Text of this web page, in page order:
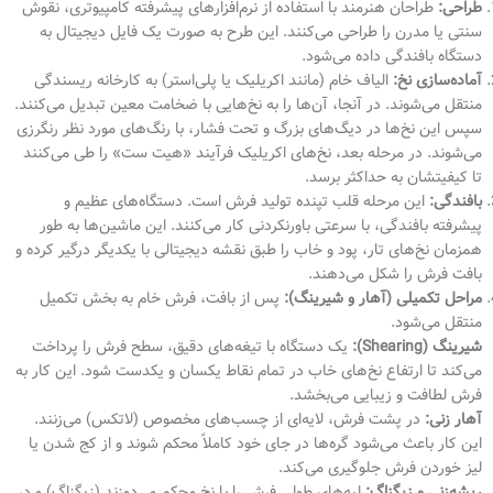
طراحی: طراحان هنرمند با استفاده از نرم‌افزارهای پیشرفته کامپیوتری، نقوش
سنتی یا مدرن را طراحی می‌کنند. این طرح به صورت یک فایل دیجیتال به
دستگاه بافندگی داده می‌شود.
آماده‌سازی نخ: الیاف خام (مانند اکریلیک یا پلی‌استر) به کارخانه ریسندگی
منتقل می‌شوند. در آنجا، آن‌ها را به نخ‌هایی با ضخامت معین تبدیل می‌کنند.
سپس این نخ‌ها در دیگ‌های بزرگ و تحت فشار، با رنگ‌های مورد نظر رنگرزی
می‌شوند. در مرحله بعد، نخ‌های اکریلیک فرآیند «هیت ست» را طی می‌کنند
تا کیفیتشان به حداکثر برسد.
بافندگی: این مرحله قلب تپنده تولید فرش است. دستگاه‌های عظیم و
پیشرفته بافندگی، با سرعتی باورنکردنی کار می‌کنند. این ماشین‌ها به طور
همزمان نخ‌های تار، پود و خاب را طبق نقشه دیجیتالی با یکدیگر درگیر کرده و
بافت فرش را شکل می‌دهند.
مراحل تکمیلی (آهار و شیرینگ): پس از بافت، فرش خام به بخش تکمیل
منتقل می‌شود.
شیرینگ (Shearing):
یک دستگاه با تیغه‌های دقیق، سطح فرش را پرداخت
می‌کند تا ارتفاع نخ‌های خاب در تمام نقاط یکسان و یکدست شود. این کار به
فرش لطافت و زیبایی می‌بخشد.
آهار زنی: در پشت فرش، لایه‌ای از چسب‌های مخصوص (لاتکس) می‌زنند.
این کار باعث می‌شود گره‌ها در جای خود کاملاً محکم شوند و از کج شدن یا
لیز خوردن فرش جلوگیری می‌کند.